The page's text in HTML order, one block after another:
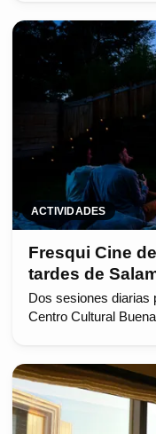
ACTIVIDADES
Fresqui Cine
tardes de
Dos sesiones diarias
Centro Cultural